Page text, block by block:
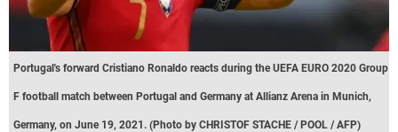
Portugal's forward Cristiano Ronaldo reacts during the UEFA EURO 2020 Group
F football match between Portugal and Germany at Allianz Arena in Munich,
Germany, on June 19, 2021. (Photo by CHRISTOF STACHE / POOL / AFP)